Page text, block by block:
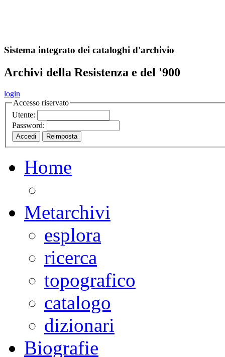
Sistema integrato dei cataloghi d'archivio
Archivi della Resistenza e del '900
login
Accesso riservato
Utente:
Password:
Home
Metarchivi
esplora
ricerca
topografico
catalogo
dizionari
Biografie